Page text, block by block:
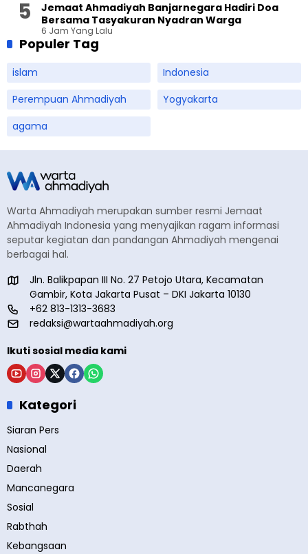
Jemaat Ahmadiyah Banjarnegara Hadiri Doa
Bersama Tasyakuran Nyadran Warga
6 Jam Yang Lalu
Populer Tag
islam
Indonesia
Perempuan Ahmadiyah
Yogyakarta
agama
Warta Ahmadiyah merupakan sumber resmi Jemaat
Ahmadiyah Indonesia yang menyajikan ragam informasi
seputar kegiatan dan pandangan Ahmadiyah mengenai
berbagai hal.
Jln. Balikpapan III No. 27 Petojo Utara, Kecamatan
Gambir, Kota Jakarta Pusat – DKI Jakarta 10130
+62 813-1313-3683
redaksi@wartaahmadiyah.org
Ikuti sosial media kami
Kategori
Siaran Pers
Nasional
Daerah
Mancanegara
Sosial
Rabthah
Kebangsaan